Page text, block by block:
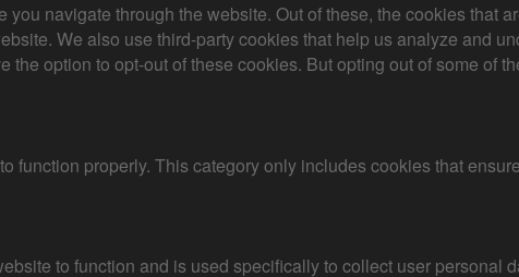
navigate through the website. Out of these, the cookies that
We also use third-party cookies that help us analyze and
option to opt-out of these cookies. But opting out of some of
function properly. This category only includes cookies that
to function and is used specifically to collect user personal